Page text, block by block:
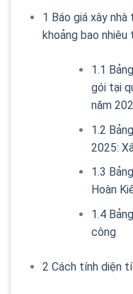
1 Báo giá xây
khoảng bao
1.1
gói tại
năm
1.2
2025:
1.3
Hoàn
1.4
công
2 Cách tính diện